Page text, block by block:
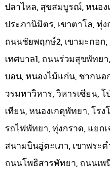
ปลาไหล, สุขสมบูรณ์, หนอ
ประภานิมิตร, เขาตาโล,
ถนนชัยพฤกษ์2, เขามะกอ
เทศบาล1, ถนนร่วมสุขพัทย
บอน, หนองไม้แก่น, ชากน
วรมหาวิหาร, วิหารเซียน,
เทียน, หนองเกตุพัทยา, โรง
รถไฟพัทยา, ทุ่งกราด, แยก
สนามบินอู่ตะเภา, เขาพระ
ถนนโพธิสารพัทยา, ถนนเ